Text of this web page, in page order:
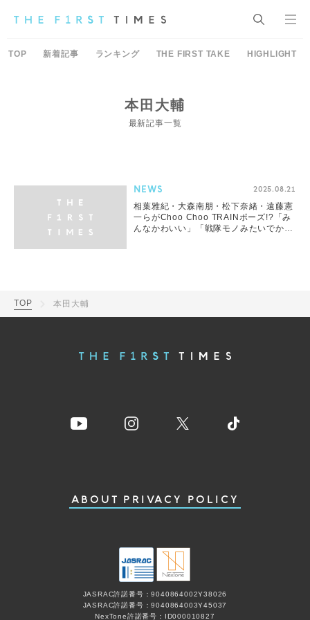
TOP 新着記事 ランキング THE FIRST TAKE HIGHLIGHT
本田大輔
最新記事一覧
NEWS 2025.08.21
相葉雅紀・大森南朋・松下奈緒・遠藤憲
一らがChoo Choo TRAINポーズ!?「み
んなかわいい」「戦隊モノみたいでかっ
TOP 本田大輔
ABOUT PRIVACY POLICY
JASRAC許諾番号：9040864002Y38026
JASRAC許諾番号：9040864003Y45037
NexTone許諾番号：ID000010827